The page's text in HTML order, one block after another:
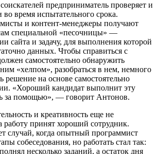
предприниматель проверяет и
во время испытательного срока.
и контент-менеджеры получают
специальной «песочницы» —
сайта и задачу, для выполнения которой
данных. Чтобы справиться с
самостоятельно обнаружить
«хелпом», разобраться в нем, немного
решение на основе самостоятельно
«Хороший кандидат выполнит эту
за помощью», — говорит Антонов.
и креативность еще не
работу принят хороший сотрудник.
случай, когда опытный программист
собеседования, но работать стал так:
несколько заданий, а остаток дня